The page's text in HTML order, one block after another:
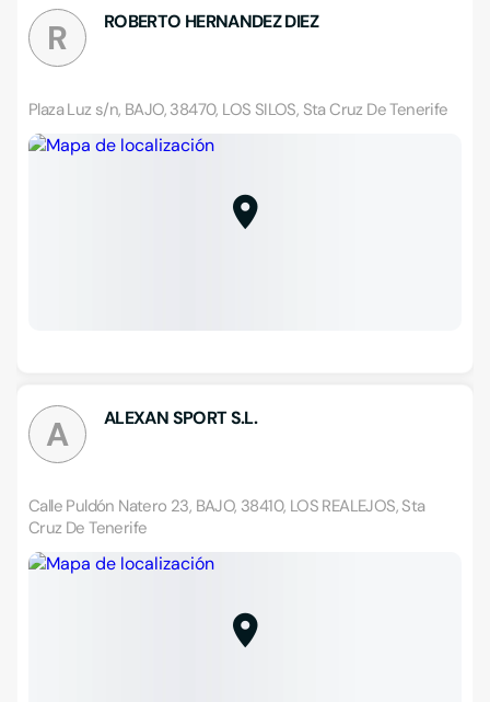
R ROBERTO HERNANDEZ DIEZ
Plaza Luz s/n, BAJO, 38470, LOS SILOS, Sta Cruz De Tenerife
A ALEXAN SPORT S.L.
Calle Puldón Natero 23, BAJO, 38410, LOS REALEJOS, Sta
Cruz De Tenerife